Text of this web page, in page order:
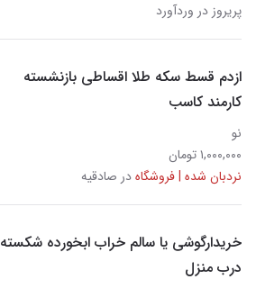
پریروز در وردآورد
ازدم قسط سکه طلا اقساطی بازنشسته
کارمند کاسب
نو
۱,۰۰۰,۰۰۰ تومان
نردبان شده | فروشگاهدر صادقیه
خریدارگوشی یا سالم خراب ابخورده شکسته
درب منزل